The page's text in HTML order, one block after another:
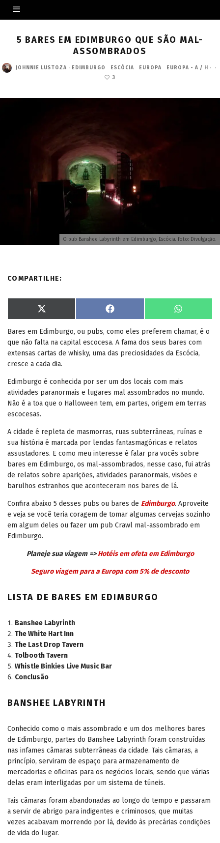
5 BARES EM EDIMBURGO QUE SÃO MAL-
ASSOMBRADOS
JOHNNIE LUSTOZA · EDIMBURGO ESCÓCIA EUROPA EUROPA - A / H ·
·
3
O pub Banshee Labyrinth em Edimburgo, Escócia. foto: Divulgação.
COMPARTILHE:
S
h
r
o
n
X
(
w
i
t
t
e
r
S
h
r
e
o
n
F
a
e
b
o
o
S
h
r
o
n
W
h
t
s
A
p
Bares em Edimburgo, ou pubs, como eles preferem chamar, é o
que não falta na capital escocesa. A fama dos seus bares com
extensas cartas de whisky, uma das preciosidades da Escócia,
cresce a cada dia.
Edimburgo é conhecida por ser um dos locais com mais
atividades paranormais e lugares mal assombrados no mundo.
Não é a toa que o Halloween tem, em partes, origem em terras
escocesas.
A cidade é repleta de masmorras, ruas subterrâneas, ruínas e
sua história é marcada por lendas fantasmagóricas e relatos
assustadores. E como meu interesse é falar pra vocês sobre
bares em Edimburgo, os mal-assombrados, nesse caso, fui atrás
de relatos sobre aparições, atividades paranormais, visões e
barulhos estranhos que aconteceram nos bares de lá.
Confira abaixo 5 desses pubs ou bares de Edimburgo. Aproveite
e veja se você teria coragem de tomar algumas cervejas sozinho
em algum deles ou fazer um pub Crawl mal-assombrado em
Edimburgo.
Planeje sua viagem => Hotéis em ofeta em Edimburgo
Seguro viagem para a Europa com 5% de desconto
LISTA DE BARES EM EDIMBURGO
Banshee Labyrinth
The White Hart Inn
The Last Drop Tavern
Tolbooth Tavern
Whistle Binkies Live Music Bar
Conclusão
BANSHEE LABYRINTH
Conhecido como o mais assombrado e um dos melhores bares
de Edimburgo, partes do Banshee Labyrinth foram construídas
nas infames câmaras subterrâneas da cidade. Tais câmaras, a
princípio, serviram de espaço para armazenamento de
mercadorias e oficinas para os negócios locais, sendo que várias
delas eram interligadas por um sistema de túneis.
Tais câmaras foram abandonadas ao longo do tempo e passaram
a servir de abrigo para indigentes e criminosos, que muitas
vezes acabavam morrendo por lá, devido às precárias condições
de vida do lugar.